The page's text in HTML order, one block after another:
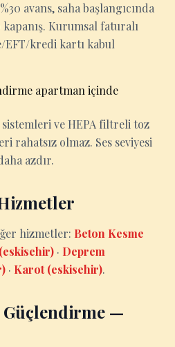
avans, saha başlangıcında
Kurumsal faturalı
EFT/kredi kartı kabul
apartman içinde
sistemleri ve HEPA filtreli toz
rahatsız olmaz. Ses seviyesi
azdır.
hizmetler: Beton Kesme
· Deprem
· Karot (eskisehir).
Güçlendirme —